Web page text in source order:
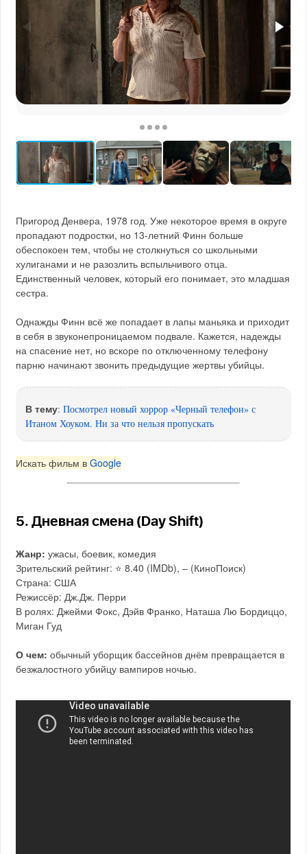
Пригород Денвера, 1978 год. Уже некоторое время в округе
пропадают подростки, но 13-летний Финн больше
обеспокоен тем, чтобы не столкнуться со школьными
хулиганами и не разозлить вспыльчивого отца.
Единственный человек, который его понимает, это младшая
сестра.
Однажды Финн всё же попадает в лапы маньяка и приходит
в себя в звуконепроницаемом подвале. Кажется, надежды
на спасение нет, но вскоре по отключенному телефону
парню начинают звонить предыдущие жертвы убийцы.
В тему:Посмотрел новый хоррор «Черный телефон» с
Итаном Хоуком. Ни за что нельзя пропускать
Искать фильм вGoogle
5. Дневная смена (Day Shift)
Жанр: ужасы, боевик, комедия
Зрительский рейтинг: ⭐️ 8.40 (IMDb), – (КиноПоиск)
Страна: США
Режиссёр: Дж.Дж. Перри
В ролях: Джейми Фокс, Дэйв Франко, Наташа Лю Бордиццо,
Миган Гуд
О чем: обычный уборщик бассейнов днём превращается в
безжалостного убийцу вампиров ночью.